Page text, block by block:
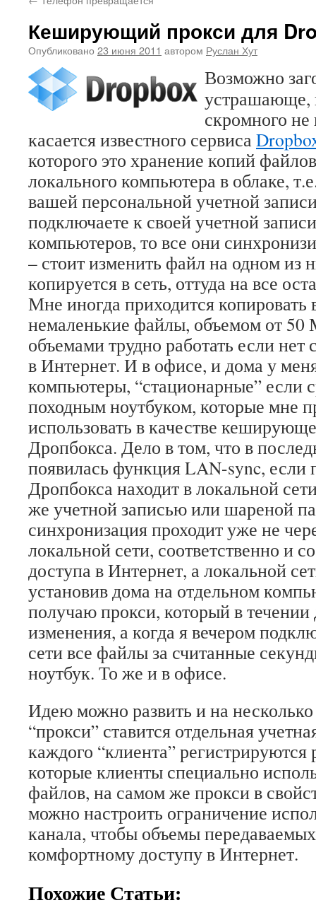
Кеширующий прокси для
Опубликовано 23 июня 2011 автором Руслан Хут
Возможно
устрашающе,
скромного
касается известного сервиса
которого это хранение копий
локального компьютера в облаке,
вашей персональной учетной
подключаете к своей учетной
компьютеров, то все они
– стоит изменить файл на одном из
копируется в сеть, оттуда на все
Мне иногда приходится копировать
немаленькие файлы, объемом от
объемами трудно работать если нет
в Интернет. И в офисе, и дома у
компьютеры, “стационарные” если
походным ноутбуком, которые мне
использовать в качестве
Дропбокса. Дело в том, что в
появилась функция LAN-sync, если
Дропбокса находит в локальной
же учетной записью или шареной
синхронизация проходит уже не
локальной сети, соответственно и
доступа в Интернет, а локальной
установив дома на отдельном
получаю прокси, который в течении
изменения, а когда я вечером
сети все файлы за считанные
ноутбук. То же и в офисе.
Идею можно развить и на несколько
“прокси” ставится отдельная
каждого “клиента”
которые клиенты специально
файлов, на самом же прокси в
можно настроить ограничение
канала, чтобы объемы
комфортному доступу в Интернет.
Похожие Статьи: